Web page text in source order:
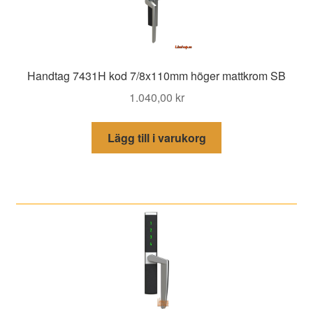
Handtag 7431H kod 7/8x110mm höger mattkrom SB
1.040,00 kr
Lägg till i varukorg